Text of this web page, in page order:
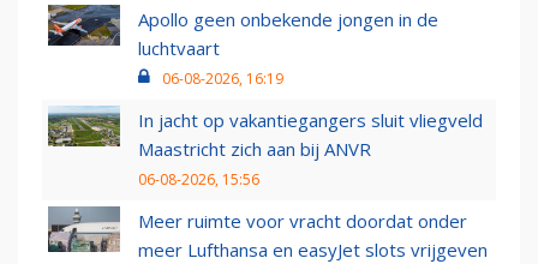
Apollo geen onbekende jongen in de
luchtvaart
06-08-2026, 16:19
In jacht op vakantiegangers sluit vliegveld
Maastricht zich aan bij ANVR
06-08-2026, 15:56
Meer ruimte voor vracht doordat onder
meer Lufthansa en easyJet slots vrijgeven